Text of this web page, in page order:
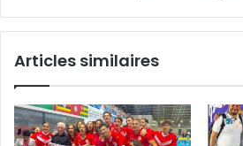
Articles similaires